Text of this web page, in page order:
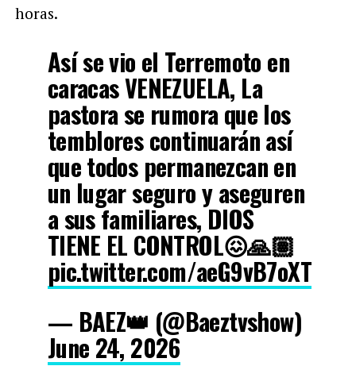
horas.
Así se vio el Terremoto en
caracas VENEZUELA, La
pastora se rumora que los
temblores continuarán así
que todos permanezcan en
un lugar seguro y aseguren
a sus familiares, DIOS
TIENE EL CONTROL😖🙏🏽
pic.twitter.com/aeG9vB7oXT
— BAEZ👑 (@Baeztvshow)
June 24, 2026